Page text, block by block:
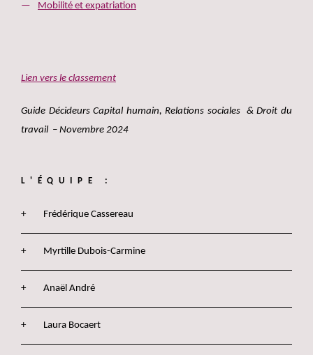
Mobilité et expatriation
Lien vers le classement
Guide Décideurs Capital humain, Relations sociales & Droit du
travail – Novembre 2024
L'ÉQUIPE :
Frédérique Cassereau
Myrtille Dubois-Carmine
Anaël André
Laura Bocaert